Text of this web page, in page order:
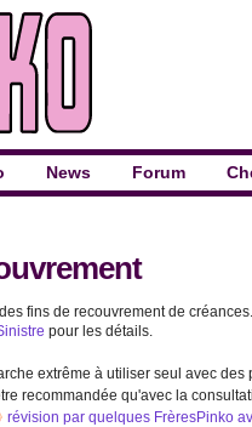
News Forum
fins de recouvrement de
pour les détails.
extrême à utiliser seul avec
recommandée qu'avec la
révision par quelques FrèresPinko